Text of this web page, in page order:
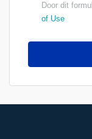
Door dit
of Use